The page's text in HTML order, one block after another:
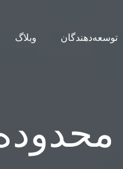
وبلاگ توسعه‌دهندگان